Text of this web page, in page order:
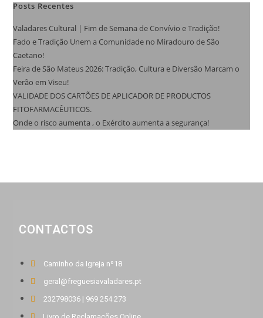
Posts Recentes
Valadares Cultural | Fim de Semana de Convívio e Tradição!
Fado e Tradição Unem a Comunidade no Miradouro de São
Caetano!
Feira de São Mateus 2026: Tradição, Cultura e Diversão Marcam o
Verão em Viseu!
VALIDADE DOS CARTÕES DE APLICADOR DE PRODUCTOS
FITOFARMACÊUTICOS.
Onde o risco aumenta , o Exército aumenta a segurança!
CONTACTOS
Caminho da Igreja nº18
geral@freguesiavaladares.pt
232798036 | 969 254 273